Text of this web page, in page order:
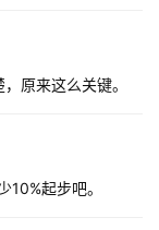
原来这么关键。
起步吧。